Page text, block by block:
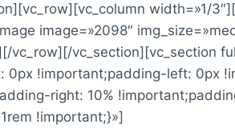
width=»1/
image=»2098″
vc_row][/vc_section][vc_section
0px !important;padding-left: 0px
right: 10%
!important;}»]